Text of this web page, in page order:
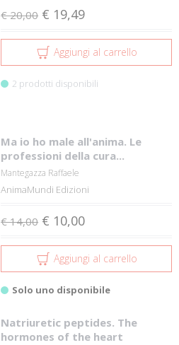
€ 20,00 € 19,49
Aggiungi al carrello
2 prodotti disponibili
Ma io ho male all'anima. Le
professioni della cura...
Mantegazza Raffaele
AnimaMundi Edizioni
€ 14,00 € 10,00
Aggiungi al carrello
Solo uno disponibile
Natriuretic peptides. The
hormones of the heart